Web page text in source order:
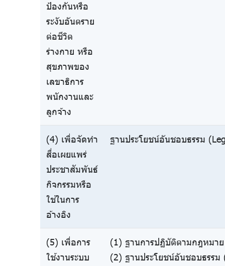
ป้องกันหรือ
ระงับอันตราย
ต่อชีวิต
ร่างกาย หรือ
สุขภาพของ
เลขาธิการ
พนักงานและ
ลูกจ้าง
(4) เพื่อจัดทำ
สื่อเผยแพร่
ประชาสัมพันธ์
กิจกรรมหรือ
ใช้ในการ
อ้างอิง
ฐานประโยชน์อันชอบธรรม
(5) เพื่อการ
ใช้งานระบบ
(1) ฐานการปฏิบัติตามกฎหมา
(2) ฐานประโยชน์อันชอบธรรม